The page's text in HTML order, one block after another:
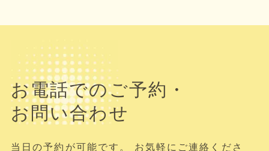
お電話でのご予約・
お問い合わせ
当日の予約が可能です。 お気軽にご連絡くださ